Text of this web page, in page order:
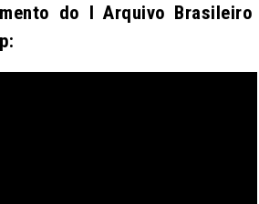
do I Arquivo Brasileiro